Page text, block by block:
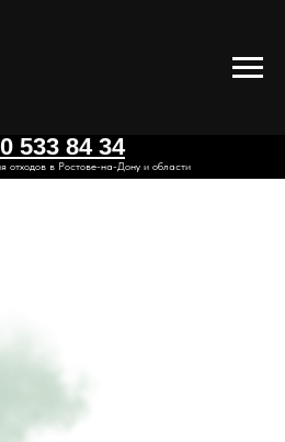
533 84 34
отходов в Ростове-на-Дону и области